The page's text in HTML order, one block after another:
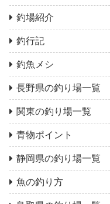
釣場紹介
釣行記
釣魚メシ
長野県の釣り場一覧
関東の釣り場一覧
青物ポイント
静岡県の釣り場一覧
魚の釣り方